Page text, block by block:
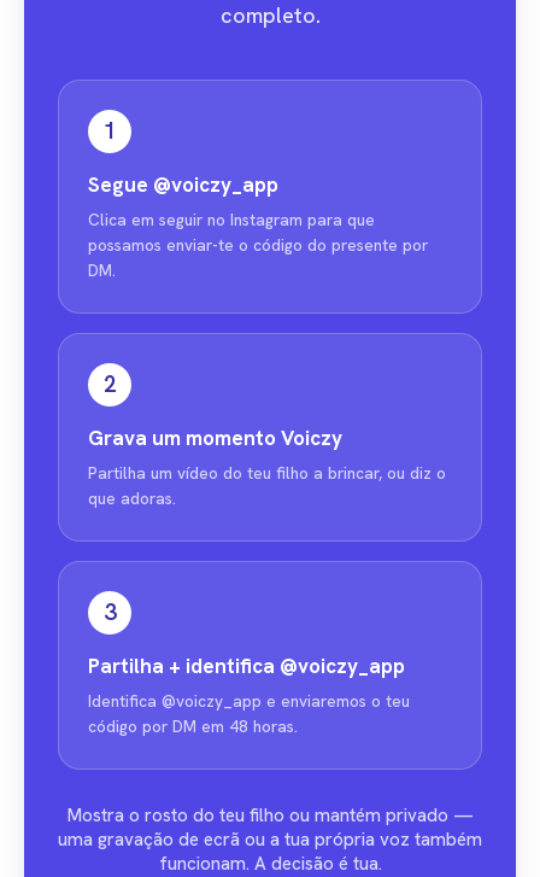
completo.
1
Segue @voiczy_app
Clica em seguir no Instagram para que
possamos enviar-te o código do presente por
DM.
2
Grava um momento Voiczy
Partilha um vídeo do teu filho a brincar, ou diz o
que adoras.
3
Partilha + identifica @voiczy_app
Identifica @voiczy_app e enviaremos o teu
código por DM em 48 horas.
Mostra o rosto do teu filho ou mantém privado —
uma gravação de ecrã ou a tua própria voz também
funcionam. A decisão é tua.